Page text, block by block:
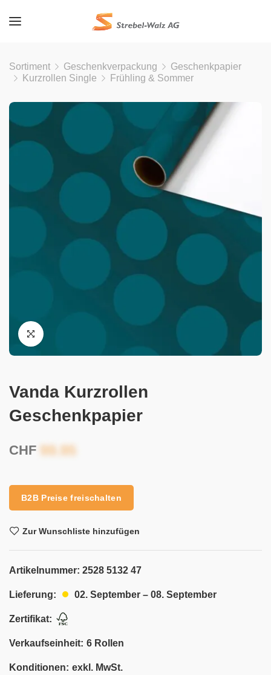
Sortiment Geschenkverpackung
Geschenkpapier
Kurzrollen Single
Frühling & Sommer
Vanda Kurzrollen
Geschenkpapier
CHF
B2B Preise freischalten
Zur Wunschliste hinzufügen
Artikelnummer: 2528 5132 47
Lieferung: 02. September – 08. September
Zertifikat:
Verkaufseinheit: 6 Rollen
Konditionen: exkl. MwSt.